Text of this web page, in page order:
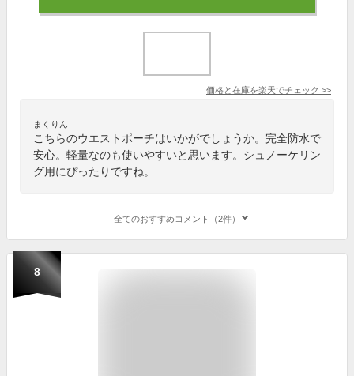
価格と在庫を楽天でチェック >>
まくりん
こちらのウエストポーチはいかがでしょうか。完全防水で
安心。軽量なのも使いやすいと思います。シュノーケリン
グ用にぴったりですね。
全てのおすすめコメント（2件）
8